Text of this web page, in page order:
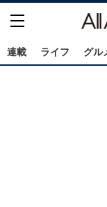
連載 ライフ グル